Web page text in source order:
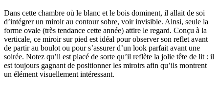
Dans cette chambre où le blanc et le bois dominent, il allait de soi
d’intégrer un miroir au contour sobre, voir invisible. Ainsi, seule la
forme ovale (très tendance cette année) attire le regard. Conçu à la
verticale, ce miroir sur pied est idéal pour observer son reflet avant
de partir au boulot ou pour s’assurer d’un look parfait avant une
soirée. Notez qu’il est placé de sorte qu’il reflète la jolie tête de lit : il
est toujours gagnant de positionner les miroirs afin qu’ils montrent
un élément visuellement intéressant.